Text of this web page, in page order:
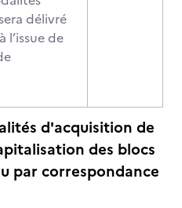
délivré
l’issue de
d'acquisition de
des blocs
par correspondance